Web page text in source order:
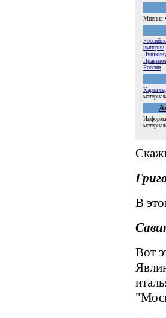
Мнения
империи
России
Карта
В
Вот